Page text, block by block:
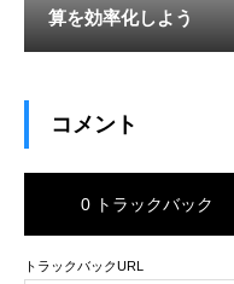
算を効率化しよう
コメント
0 トラックバック
トラックバックURL